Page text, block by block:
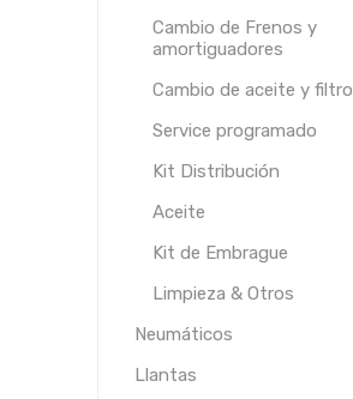
Cambio de Frenos y
amortiguadores
Cambio de aceite y filtro
Service programado
Kit Distribución
Aceite
Kit de Embrague
Limpieza & Otros
Neumáticos
Llantas